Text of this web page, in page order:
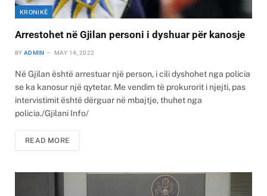
KRONIKË
Arrestohet në Gjilan personi i dyshuar për kanosje
BY ADMIN MAY 14, 2022
Në Gjilan është arrestuar një person, i cili dyshohet nga policia
se ka kanosur një qytetar. Me vendim të prokurorit i njejti, pas
intervistimit është dërguar në mbajtje, thuhet nga
policia./Gjilani Info/
READ MORE